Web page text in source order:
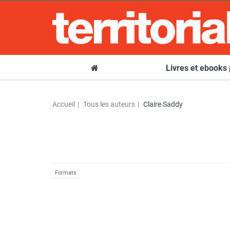
Livres et
Accueil Tous les auteurs Claire Saddy
Formats